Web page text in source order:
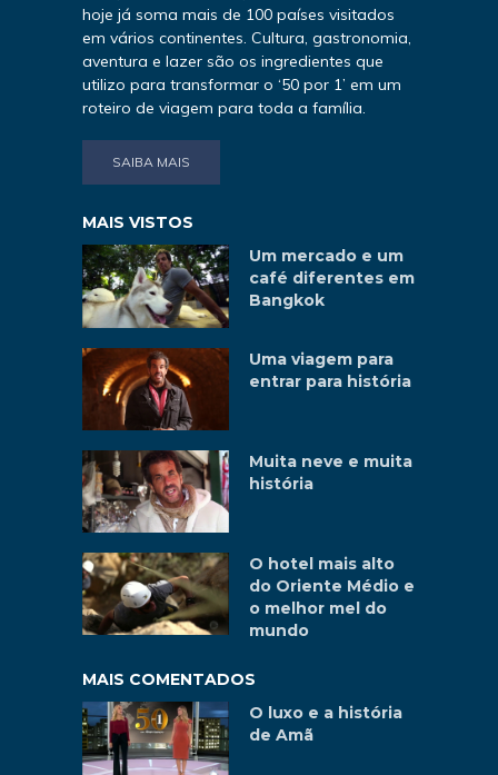
hoje já soma mais de 100 países visitados
em vários continentes. Cultura, gastronomia,
aventura e lazer são os ingredientes que
utilizo para transformar o ‘50 por 1’ em um
roteiro de viagem para toda a família.
SAIBA MAIS
MAIS VISTOS
Um mercado e um
café diferentes em
Bangkok
Uma viagem para
entrar para história
Muita neve e muita
história
O hotel mais alto
do Oriente Médio e
o melhor mel do
mundo
MAIS COMENTADOS
O luxo e a história
de Amã